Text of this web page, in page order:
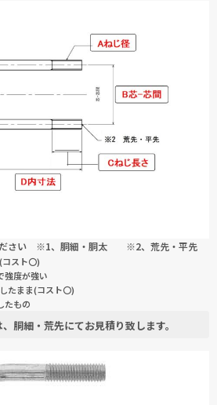
ださい ※1、胴細・胴太 ※2、荒先・平先
スト〇)
度が強い
たまま(コスト〇)
もの
胴細・荒先にてお見積り致します。